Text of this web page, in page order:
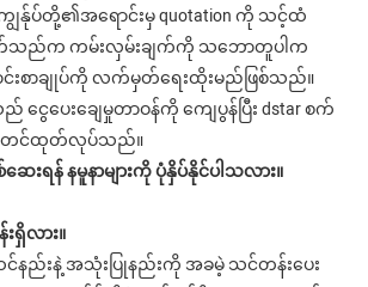
ကျွန်ုပ်တို့၏အရောင်းမှ quotation ကို သင့်ထံ
ာက်သည်က ကမ်းလှမ်းချက်ကို သဘောတူပါက
စာချုပ်ကို လက်မှတ်ရေးထိုးမည်ဖြစ်သည်။
ေပေးချေမှုတာဝန်ကို ကျေပွန်ပြီး dstar စက်
တင်ထုတ်လုပ်သည်။
းရန် နမူနာများကို ပုံနှိပ်နိုင်ပါသလား။
ရှိလား။
ည်းနဲ့ အသုံးပြုနည်းကို အခမဲ့ သင်တန်းပေး